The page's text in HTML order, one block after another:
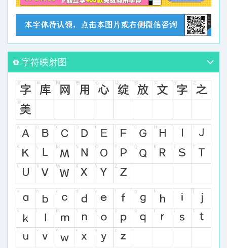
字符映射图